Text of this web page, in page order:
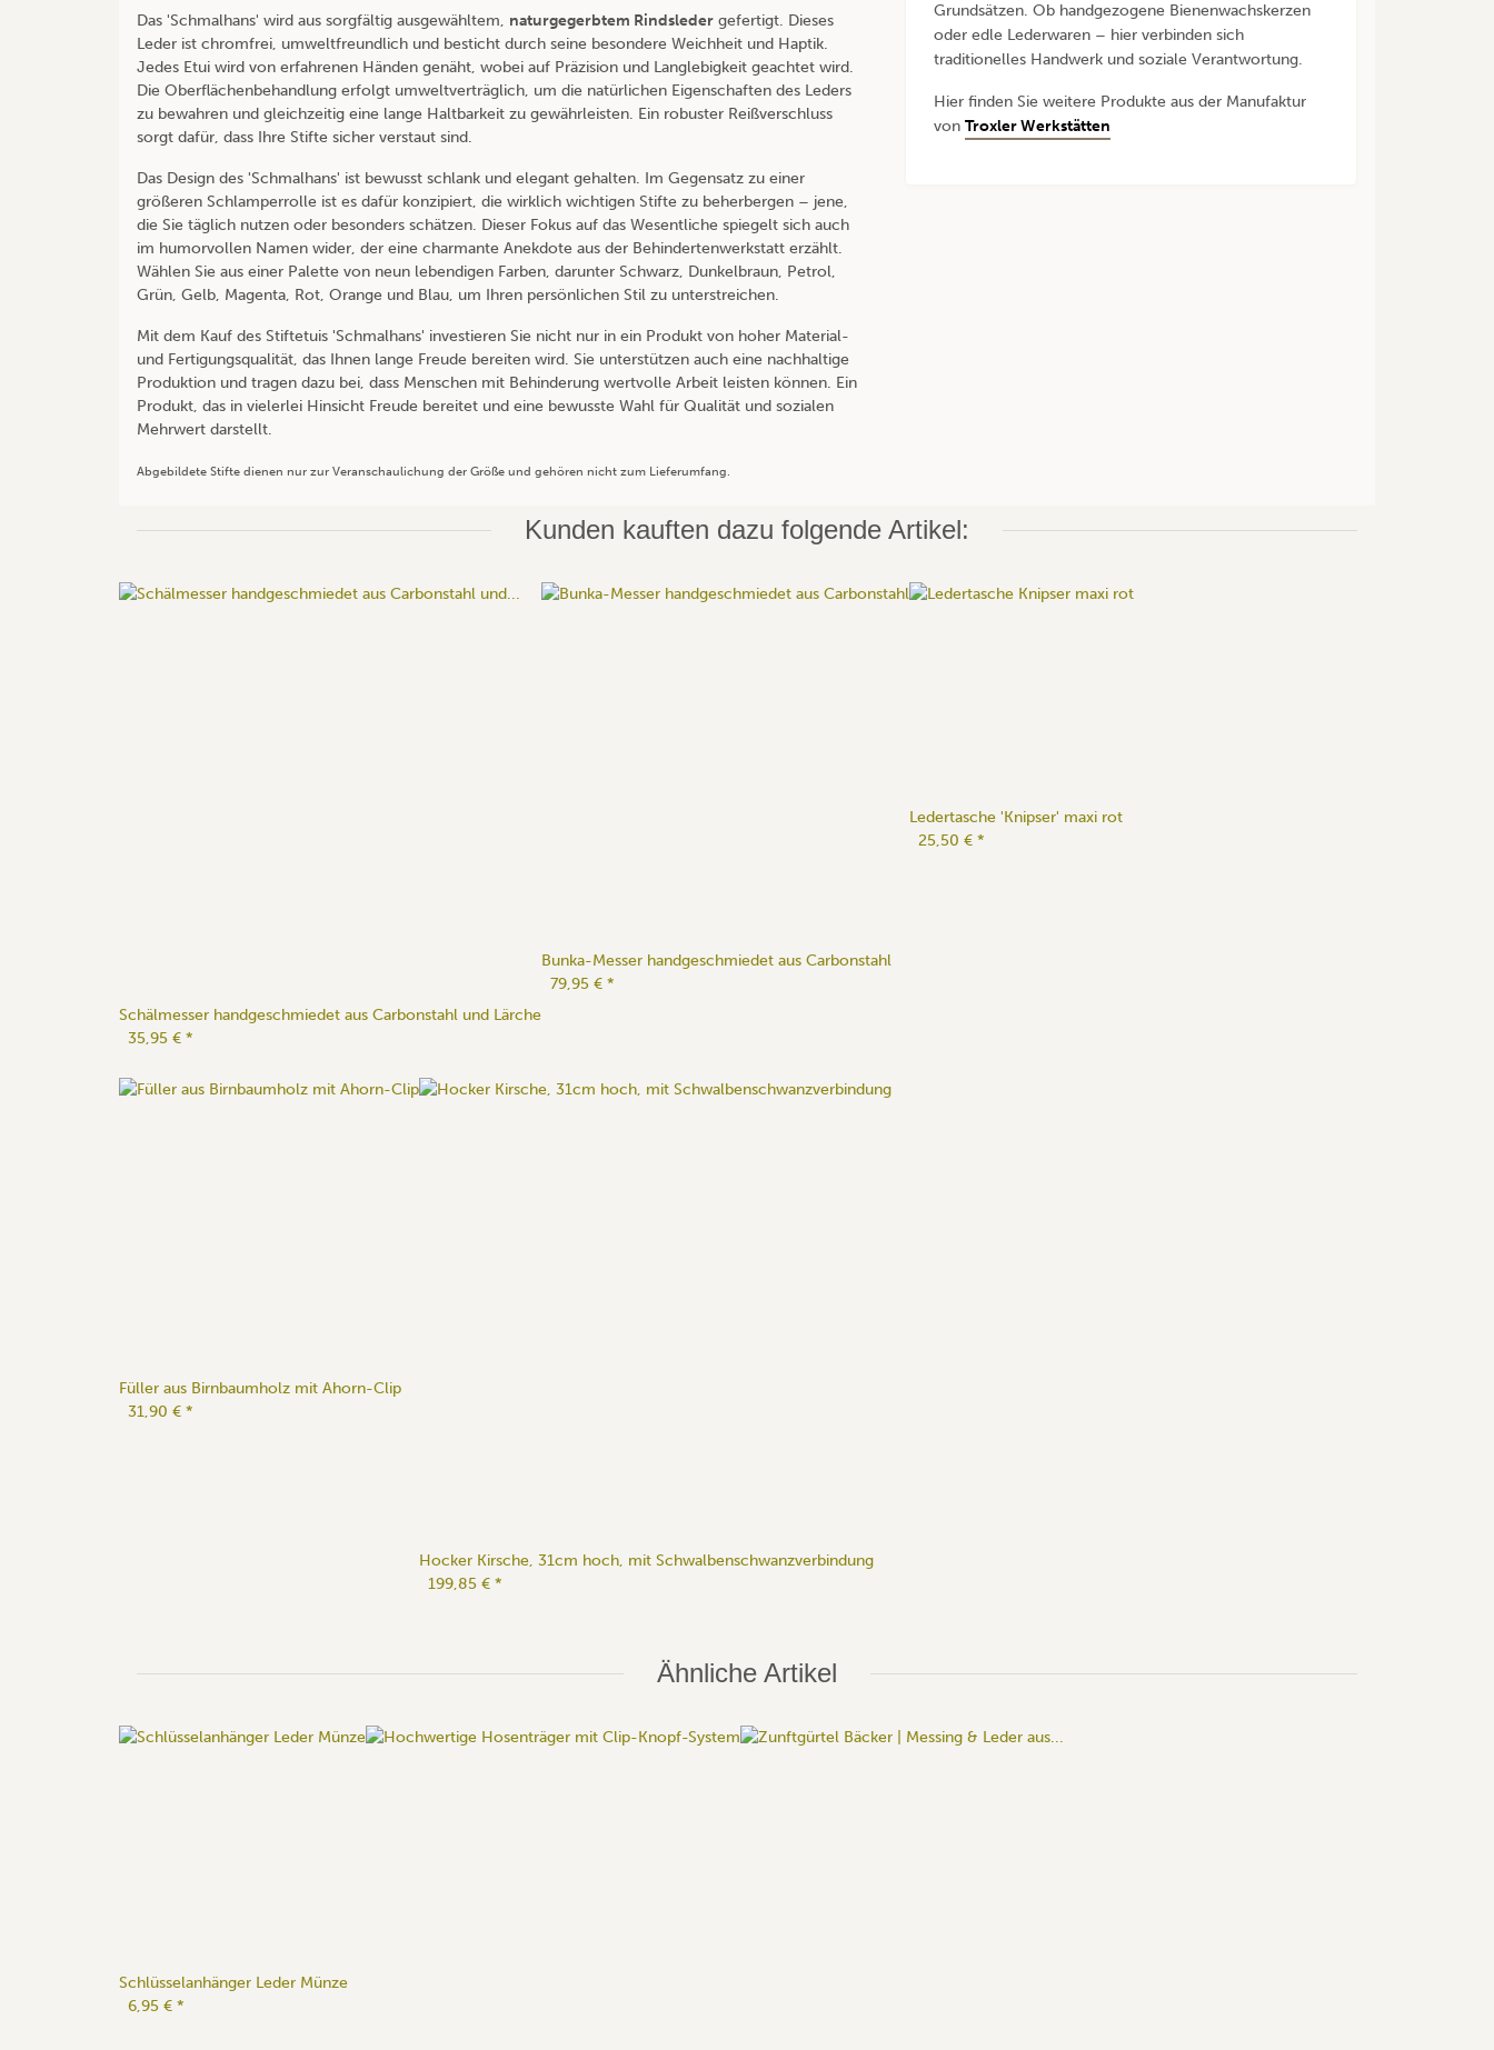
Das 'Schmalhans' wird aus sorgfältig ausgewähltem, naturgegerbtem Rindsleder gefertigt. Dieses
Leder ist chromfrei, umweltfreundlich und besticht durch seine besondere Weichheit und Haptik.
Jedes Etui wird von erfahrenen Händen genäht, wobei auf Präzision und Langlebigkeit geachtet wird.
Die Oberflächenbehandlung erfolgt umweltverträglich, um die natürlichen Eigenschaften des Leders
zu bewahren und gleichzeitig eine lange Haltbarkeit zu gewährleisten. Ein robuster Reißverschluss
sorgt dafür, dass Ihre Stifte sicher verstaut sind.
Das Design des 'Schmalhans' ist bewusst schlank und elegant gehalten. Im Gegensatz zu einer
größeren Schlamperrolle ist es dafür konzipiert, die wirklich wichtigen Stifte zu beherbergen – jene,
die Sie täglich nutzen oder besonders schätzen. Dieser Fokus auf das Wesentliche spiegelt sich auch
im humorvollen Namen wider, der eine charmante Anekdote aus der Behindertenwerkstatt erzählt.
Wählen Sie aus einer Palette von neun lebendigen Farben, darunter Schwarz, Dunkelbraun, Petrol,
Grün, Gelb, Magenta, Rot, Orange und Blau, um Ihren persönlichen Stil zu unterstreichen.
Mit dem Kauf des Stiftetuis 'Schmalhans' investieren Sie nicht nur in ein Produkt von hoher Material-
und Fertigungsqualität, das Ihnen lange Freude bereiten wird. Sie unterstützen auch eine nachhaltige
Produktion und tragen dazu bei, dass Menschen mit Behinderung wertvolle Arbeit leisten können. Ein
Produkt, das in vielerlei Hinsicht Freude bereitet und eine bewusste Wahl für Qualität und sozialen
Mehrwert darstellt.
Abgebildete Stifte dienen nur zur Veranschaulichung der Größe und gehören nicht zum Lieferumfang.
Grundsätzen. Ob handgezogene Bienenwachskerzen
oder edle Lederwaren – hier verbinden sich
traditionelles Handwerk und soziale Verantwortung.
Hier finden Sie weitere Produkte aus der Manufaktur
vonTroxler Werkstätten
Kunden kauften dazu folgende Artikel:
Schälmesser handgeschmiedet aus Carbonstahl und Lärche
35,95 € *
Bunka-Messer handgeschmiedet aus Carbonstahl
79,95 € *
Ledertasche 'Knipser' maxi rot
25,50 € *
Füller aus Birnbaumholz mit Ahorn-Clip
31,90 € *
Hocker Kirsche, 31cm hoch, mit Schwalbenschwanzverbindung
199,85 € *
Ähnliche Artikel
Schlüsselanhänger Leder Münze
6,95 € *